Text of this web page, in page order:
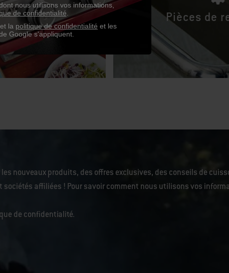
Pièces de
nouveaux produits, des offres exclusives, des conseils de
sociétés affiliées ! Pour savoir comment nous utilisons vos
de confidentialité.
nous utilisons vos informations,
de confidentialité
la politique de confidentialité et les
Google s'appliquent.